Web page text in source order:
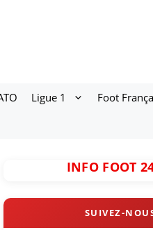
Ligue 1 Foot
INFO FOOT